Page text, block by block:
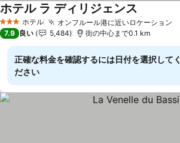
3 ホテルのランク
ホテル オンフルール港に近いロケーション
ホテル ラ ディリジェンス
7.9 良い 5,484 街の中心まで0.1 km
正確な料金を確認するには日付を選択してく
ださい